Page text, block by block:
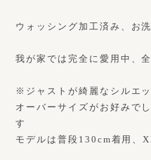
ウォッシング加工済み、お
我が家では完全に愛用中、
※ジャストが綺麗なシルエ
オーバーサイズがお好みで
す
モデルは普段130cm着用、